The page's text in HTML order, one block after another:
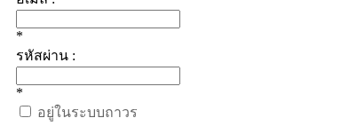
*
รหัสผ่าน :
*
อยู่ในระบบถาวร